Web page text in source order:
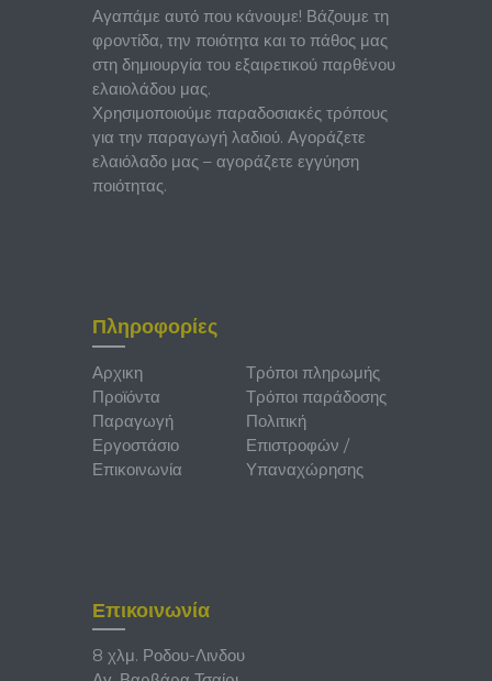
Αγαπάμε αυτό που κάνουμε! Βάζουμε τη
φροντίδα, την ποιότητα και το πάθος μας
στη δημιουργία του εξαιρετικού παρθένου
ελαιολάδου μας.
Χρησιμοποιούμε παραδοσιακές τρόπους
για την παραγωγή λαδιού. Αγοράζετε
ελαιόλαδο μας – αγοράζετε εγγύηση
ποιότητας.
Πληροφορίες
Αρχικη
Προϊόντα
Παραγωγή
Εργοστάσιο
Επικοινωνία
Τρόποι πληρωμής
Τρόποι παράδοσης
Πολιτική
Επιστροφών /
Υπαναχώρησης
Επικοινωνία
8 χλμ. Ροδου-Λινδου